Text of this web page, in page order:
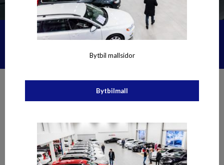
Bytbil mallsidor
Bytbilmall
Kontakta oss
090 - 327 70
info@all-bilar.se